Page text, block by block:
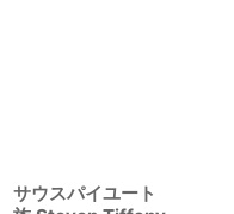
サウスパイユート